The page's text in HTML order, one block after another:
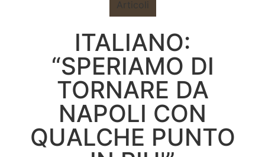
Articoli
ITALIANO:
“SPERIAMO DI
TORNARE DA
NAPOLI CON
QUALCHE PUNTO